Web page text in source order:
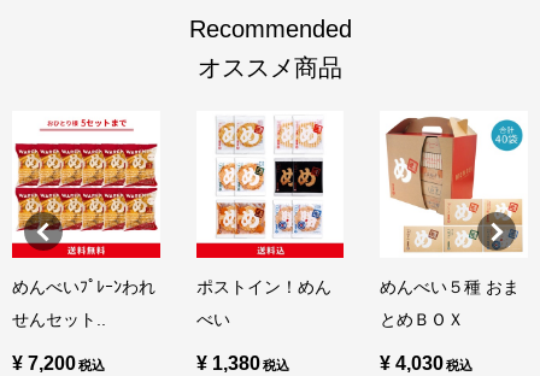
Recommended
オススメ商品
めんべいﾌﾟﾚｰﾝわれ
せんセット..
¥ 7,200
ポストイン！めん
べい
¥ 1,380
めんべい５種 おま
とめＢＯＸ
¥ 4,030